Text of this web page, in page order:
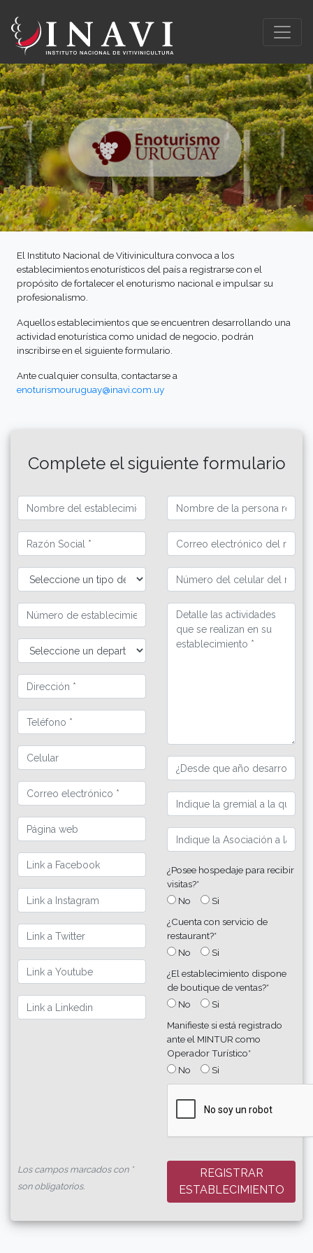
El Instituto Nacional de Vitivinicultura convoca a los
establecimientos enoturísticos del país a registrarse con el
propósito de fortalecer el enoturismo nacional e impulsar su
profesionalismo.
Aquellos establecimientos que se encuentren desarrollando una
actividad enoturística como unidad de negocio, podrán
inscribirse en el siguiente formulario.
Ante cualquier consulta, contactarse a
enoturismouruguay@inavi.com.uy
Complete el siguiente formulario
¿Posee hospedaje para recibir
visitas?*
No
Si
¿Cuenta con servicio de
restaurant?*
No
Si
¿El establecimiento dispone
de boutique de ventas?*
No
Si
Manifieste si está registrado
ante el MINTUR como
Operador Turístico*
No
Si
Los campos marcados con *
son obligatorios.
REGISTRAR
ESTABLECIMIENTO